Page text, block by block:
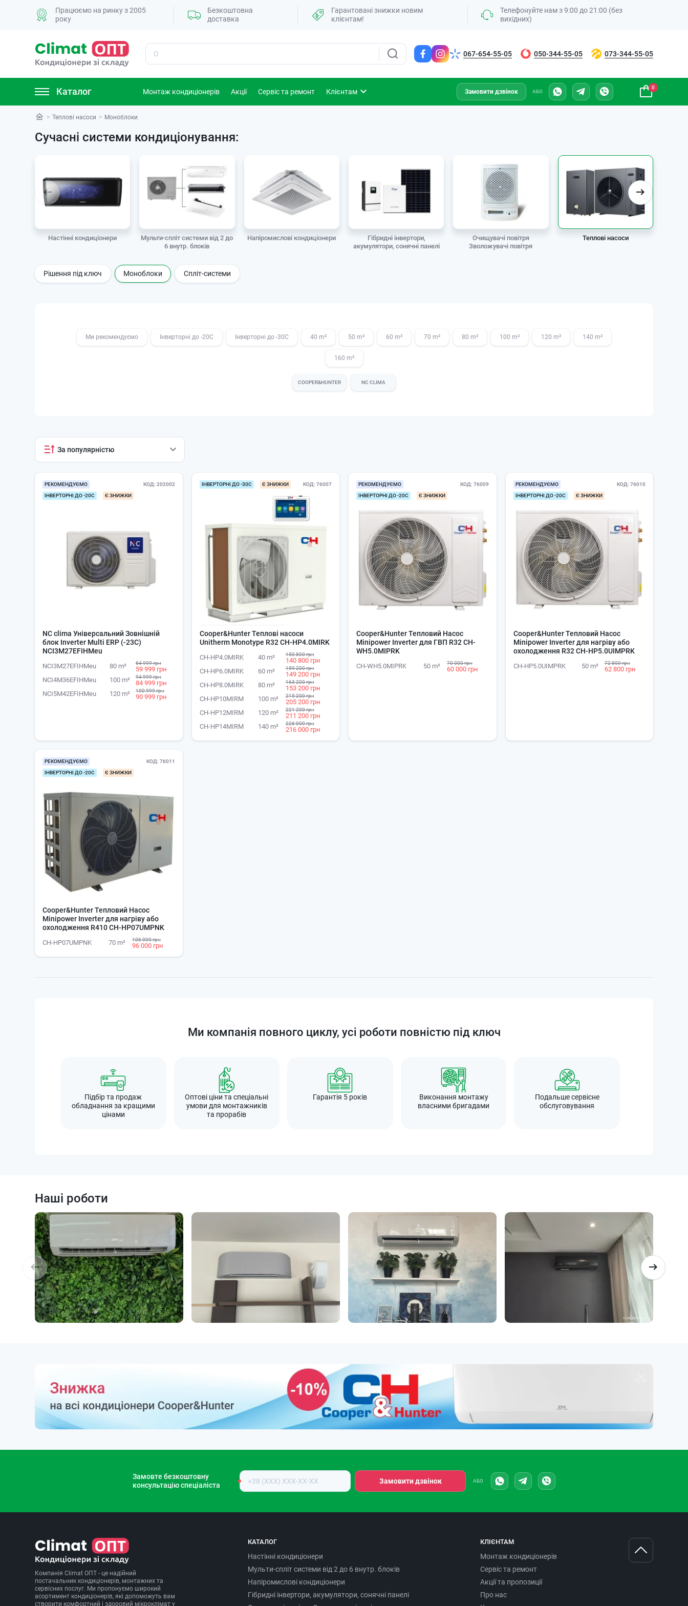
Працюємо на ринку з 2005
року
Безкоштовна
доставка
Гарантовані знижки новим
клієнтам!
Телефонуйте нам з 9:00 до 21:00 (без
вихідних)
Пошук
067-654-55-05 050-344-55-05 073-344-55-05
Монтаж кондиціонерів Акції Сервіс та ремонт Клієнтам Замовити дзвінок АБО
0
Каталог
Теплові насоси Моноблоки
Сучасні системи кондиціонування:
Настінні кондиціонери
Мульти-спліт системи від 2 до
6 внутр. блоків
Напіромислові кондиціонери
Гібридні інвертори,
акумулятори, сонячні панелі
Очищувачі повітря
Зволожувачі повітря
Теплові насоси
Рішення під ключ Моноблоки Спліт-системи
Ми рекомендуємо Інверторні до -20С Інверторні до -30С 40 m² 50 m² 60 m² 70 m² 80 m² 100 m² 120 m² 140 m²
160 m²
COOPER&HUNTER NC CLIMA
За популярністю
РЕКОМЕНДУЄМО
ІНВЕРТОРНІ ДО -20С
Є ЗНИЖКИ
КОД 202002
NC clima Універсальний Зовнішній
блок Inverter Multi ERP (-23C)
NCI3M27EFIHMeu
NCI3M27EFIHMeu 80 m² 64 999 грн
59 999 грн
NCI4M36EFIHMeu
100 m² 94 999 грн
84 999 грн
NCI5M42EFIHMeu
120 m² 100 999 грн
90 999 грн
ІНВЕРТОРНІ ДО -30С Є ЗНИЖКИ КОД 76007
Cooper&Hunter Теплові насоси
Unitherm Monotype R32 CH-HP4.0MIRK
CH-HP4.0MIRK 40 m² 150 800 грн
140 800 грн
CH-HP6.0MIRK
60 m² 159 200 грн
149 200 грн
CH-HP8.0MIRK
80 m² 163 200 грн
153 200 грн
CH-HP10MIRM
100 m² 215 200 грн
205 200 грн
CH-HP12MIRM
120 m² 221 200 грн
211 200 грн
CH-HP14MIRM
140 m² 226 000 грн
216 000 грн
РЕКОМЕНДУЄМО
ІНВЕРТОРНІ ДО -20С
Є ЗНИЖКИ
КОД 76009
Cooper&Hunter Тепловий Насос
Minipower Inverter для ГВП R32 CH-
WH5.0MIPRK
CH-WH5.0MIPRK 50 m² 70 000 грн
60 000 грн
РЕКОМЕНДУЄМО
ІНВЕРТОРНІ ДО -20С
Є ЗНИЖКИ
КОД 76010
Cooper&Hunter Тепловий Насос
Minipower Inverter для нагріву або
охолодження R32 CH-HP5.0UIMPRK
CH-HP5.0UIMPRK 50 m² 72 800 грн
62 800 грн
РЕКОМЕНДУЄМО
ІНВЕРТОРНІ ДО -20С
Є ЗНИЖКИ
КОД 76011
Cooper&Hunter Тепловий Насос
Minipower Inverter для нагріву або
охолодження R410 CH-HP07UMPNK
CH-HP07UMPNK 70 m² 106 000 грн
96 000 грн
Ми компанія повного циклу, усі роботи повністю під ключ
Підбір та продаж
обладнання за кращими
цінами
Оптові ціни та спеціальні
умови для монтажників
та прорабів
Гарантія 5 років
Виконання монтажу
власними бригадами
Подальше сервісне
обслуговування
Наші роботи
Замовте безкоштовну
консультацію спеціаліста
Номер
телефону
Замовити дзвінок АБО
Компанія Climat ОПТ - це надійний
постачальник кондиціонерів, монтажних та
сервісних послуг. Ми пропонуємо широкий
асортимент кондиціонерів, які допоможуть вам
створити комфортний і здоровий мікроклімат у
КАТАЛОГ
Настінні кондиціонери
Мульти-спліт системи від 2 до 6 внутр. блоків
Напіромислові кондиціонери
Гібридні інвертори, акумулятори, сонячні панелі
КЛІЄНТАМ
Монтаж кондиціонерів
Сервіс та ремонт
Акції та пропозиції
Про нас